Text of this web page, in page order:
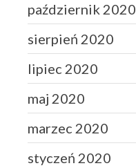
październik 2020
sierpień 2020
lipiec 2020
maj 2020
marzec 2020
styczeń 2020